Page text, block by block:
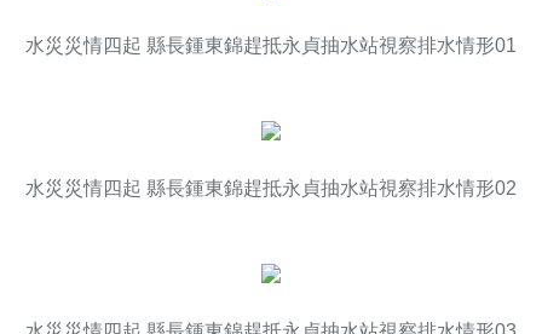
水災災情四起 縣長鍾東錦趕抵永貞抽水站視察排水情形01
水災災情四起 縣長鍾東錦趕抵永貞抽水站視察排水情形02